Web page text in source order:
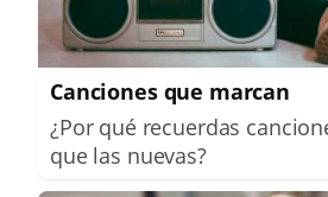
Canciones que marcan
¿Por qué recuerdas
que las nuevas?